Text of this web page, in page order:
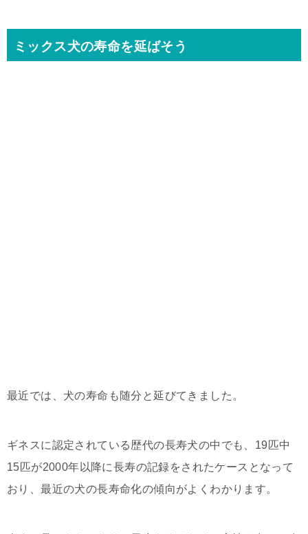
ミックス犬の寿命を延ばそう
最近では、犬の寿命も随分と延びてきました。
ギネスに認定されている歴代の長寿犬の中でも、19匹中
15匹が2000年以降に長寿の記録をされたケースとなって
おり、最近の犬の長寿命化の傾向がよくわかります。